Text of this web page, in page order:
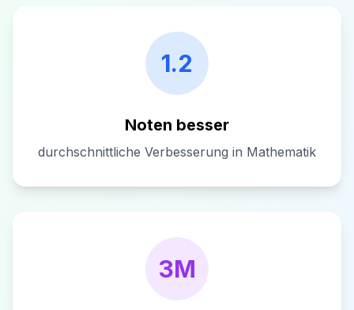
1.2
Noten besser
durchschnittliche Verbesserung in Mathematik
3M